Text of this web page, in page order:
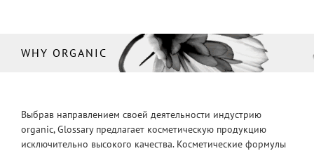
WHY ORGANIC
Выбрав направлением своей деятельности индустрию
organic, Glossary предлагает косметическую продукцию
исключительно высокого качества. Косметические формулы